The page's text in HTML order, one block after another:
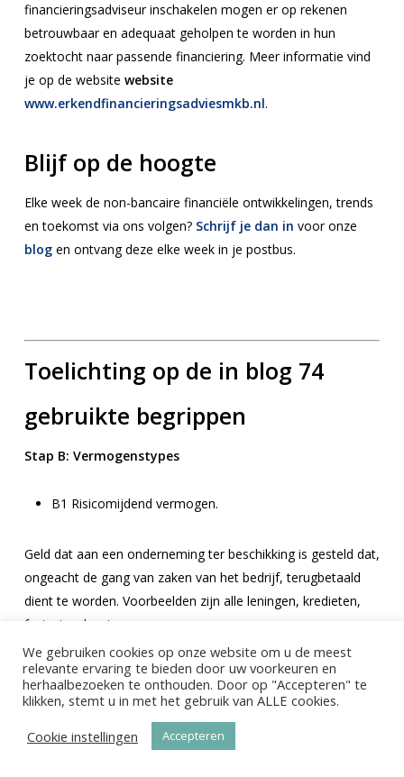
financieringsadviseur inschakelen mogen er op rekenen
betrouwbaar en adequaat geholpen te worden in hun
zoektocht naar passende financiering. Meer informatie vind
je op de website website
www.erkendfinancieringsadviesmkb.nl.
Blijf op de hoogte
Elke week de non-bancaire financiële ontwikkelingen, trends
en toekomst via ons volgen? Schrijf je dan in voor onze
blogen ontvang deze elke week in je postbus.
Toelichting op de in blog 74
gebruikte begrippen
Stap B: Vermogenstypes
B1 Risicomijdend vermogen.
Geld dat aan een onderneming ter beschikking is gesteld dat,
ongeacht de gang van zaken van het bedrijf, terugbetaald
dient te worden. Voorbeelden zijn alle leningen, kredieten,
factoring, leasing.
B2 Hybride vermogen
Een mengvorm tussen vreemd vermogen en eigen
vermogen. Een hybride financiering is vreemd vermogen
We gebruiken cookies op onze website om u de meest
relevante ervaring te bieden door uw voorkeuren en
herhaalbezoeken te onthouden. Door op "Accepteren" te
klikken, stemt u in met het gebruik van ALLE cookies.
Cookie instellingen
Accepteren